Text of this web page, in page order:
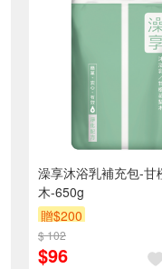
澡享沐浴乳補充包-甘
木-650g
贈$200
$ 102
$96